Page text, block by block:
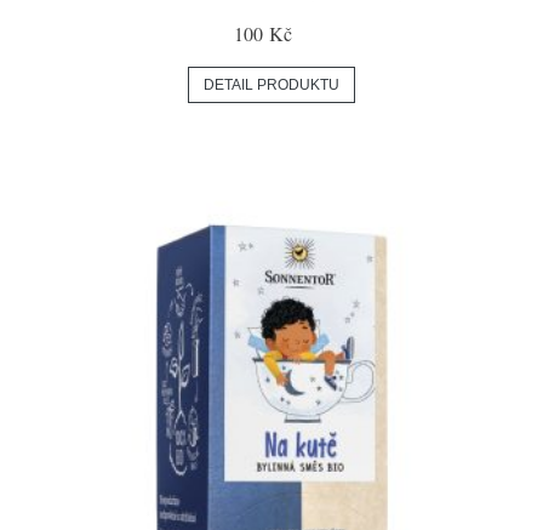
100 Kč
DETAIL PRODUKTU